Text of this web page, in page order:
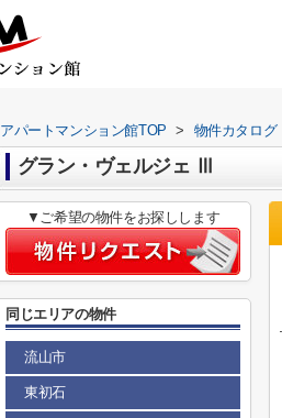
アパートマンション館TOP > 物件カタログ
グラン・ヴェルジェ Ⅲ
▼ご希望の物件をお探しします
同じエリアの物件
流山市
東初石